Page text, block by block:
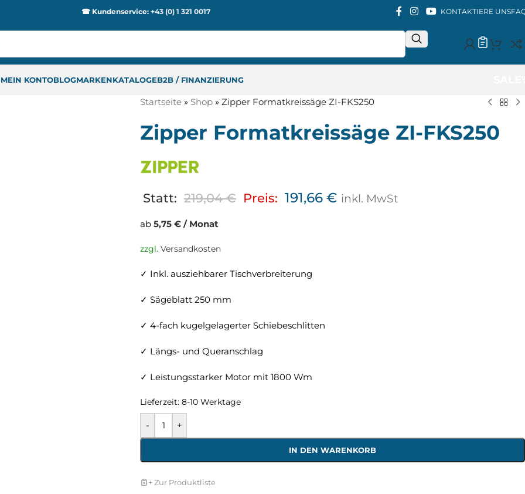
☎ Kundenservice:+43 (0) 1 321 0017 KONTAKTIERE UNS
MEIN KONTOBLOGMARKENKATALOGEB2B / FINANZIERUNG
Startseite » Shop » Zipper Formatkreissäge ZI-FKS250
Zipper Formatkreissäge ZI-FKS250
Statt: 219,04€ Preis: 191,66 € inkl. MwSt
ab 5,75 € / Monat
zzgl. Versandkosten
✓ Inkl. ausziehbarer Tischverbreiterung
✓ Sägeblatt 250 mm
✓ 4-fach kugelgelagerter Schiebeschlitten
✓ Längs- und Queranschlag
✓ Leistungsstarker Motor mit 1800 Wm
Lieferzeit: 8-10 Werktage
- +
IN DEN WARENKORB
+ Zur Produktliste